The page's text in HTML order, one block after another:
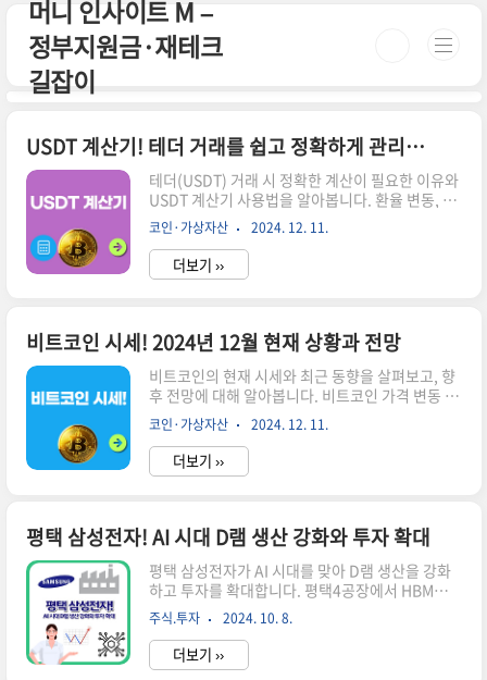
본문 바로가기
머니 인사이트 M –
정부지원금·재테크
길잡이
USDT 계산기! 테더 거래를 쉽고 정확하게 관리하는 방법
테더(USDT) 거래 시 정확한 계산이 필요한 이유와
USDT 계산기 사용법을 알아봅니다. 환율 변동, 수
수료 계산, 다양한 통화 간 변환 등 USDT 계산기의
주요 기능을 소개합니다.시간이 없으신 분들은 아
래 버튼으로 확인하세요!USDT 환율 계산기 바로
가기!👆▼ 자세한 정보는 아래에서 계속 이어집니
액을 쉽게 확인할 수 있는 도구입니다. 이 계산기를
사용하면 실시간 시세를 반영한 정확한 USDT 가치
를 알 수 있어 암호화폐 거래에 매우 유용합니
다.USDT 계산기의 주요 기능기능설명실시간 환율
계산USDT와 50개 이상의 국제 통화 간 실시간 환
율을 제공합니다.다양한 통화 지원미국 달러
(USD), 유로..
코인·가상자산 2024. 12. 11.
더보기 ››
비트코인 시세! 2024년 12월 현재 상황과 전망
비트코인의 현재 시세와 최근 동향을 살펴보고, 향
후 전망에 대해 알아봅니다. 비트코인 가격 변동 요
인과 투자 시 주의사항도 함께 설명합니다.시간
이 없으신 분들은 아래 버튼으로 확인하세요!비트
코인 시세 바로가기!👆▼ 자세한 정보는 아래에서
계속 이어집니다! ▼ 비트코인 현재 시세2024년
다. 이는 지난 몇 개월 동안 상당한 상승을 보인 결
과입니다. 비트코인은 암호화폐 시장에서 가장 큰
시가총액을 차지하고 있으며, 전체 암호화폐 시장
의 약 57%를 차지하고 있습니다.최근 비트코인 시
세 동향비트코인 가격은 최근 몇 달 동안 꾸준히 상
승하는 추세를 보였습니다. 특히 2024년 11월 미
국 대선 결과 발표..
코인·가상자산 2024. 12. 11.
더보기 ››
평택 삼성전자! AI 시대 D램 생산 강화와 투자 확대
평택 삼성전자가 AI 시대를 맞아 D램 생산을 강화
하고 투자를 확대합니다. 평택4공장에서 HBM용
최첨단 D램 생산 예정, 올해 12.7조 원 투자 계획
등 주요 내용을 살펴봅니다.평택 삼성전자의 D램
생산 강화 전략 AI 시대의 메모리 수요 증가인공지
능(AI) 기술의 발전으로 메모리 반도체, 특히 D램
주식.투자 2024. 10. 8.
더보기 ››